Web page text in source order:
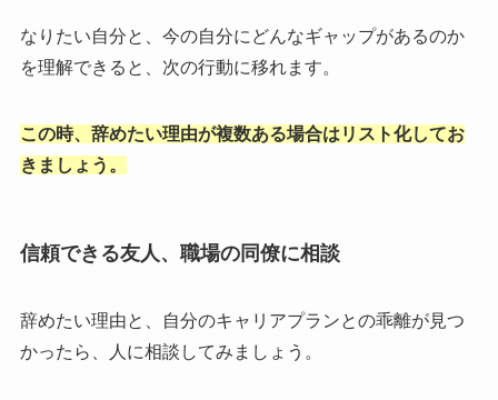
なりたい自分と、今の自分にどんなギャップがあるのか
を理解できると、次の行動に移れます。
この時、辞めたい理由が複数ある場合はリスト化してお
きましょう。
信頼できる友人、職場の同僚に相談
辞めたい理由と、自分のキャリアプランとの乖離が見つ
かったら、人に相談してみましょう。